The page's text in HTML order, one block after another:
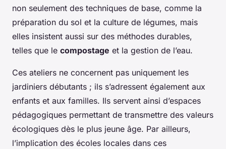
non seulement des techniques de base, comme la
préparation du sol et la culture de légumes, mais
elles insistent aussi sur des méthodes durables,
telles que le compostage et la gestion de l’eau.
Ces ateliers ne concernent pas uniquement les
jardiniers débutants ; ils s’adressent également aux
enfants et aux familles. Ils servent ainsi d’espaces
pédagogiques permettant de transmettre des valeurs
écologiques dès le plus jeune âge. Par ailleurs,
l’implication des écoles locales dans ces